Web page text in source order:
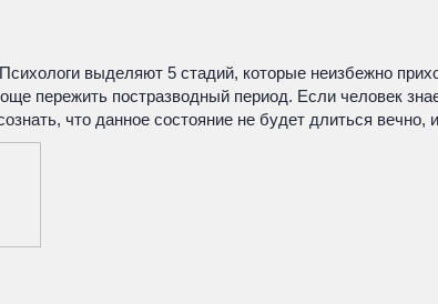
выделяют 5 стадий, которые неизбежно
пережить постразводный период. Если человек
что данное состояние не будет длиться вечно, и